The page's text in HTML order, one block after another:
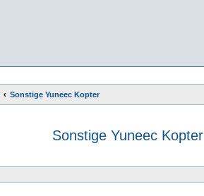
Sonstige Yuneec Kopter
Sonstige Yuneec Kopter